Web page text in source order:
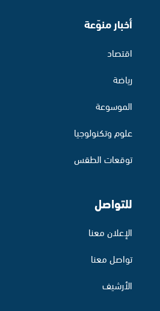
أخبار منوّعة
اقتصاد
رياضة
الموسوعة
علوم وتكنولوجيا
توقعات الطقس
للتواصل
الإعلان معنا
تواصل معنا
الأرشيف